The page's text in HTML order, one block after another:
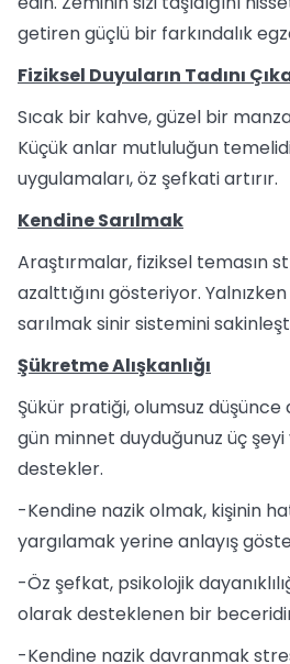
getiren güçlü bir farkındalık
Fiziksel Duyuların Tadını
Sıcak bir kahve, güzel bir
Küçük anlar mutluluğun
uygulamaları, öz şefkati artırır.
Kendine Sarılmak
Araştırmalar, fiziksel temasın
azalttığını gösteriyor.
sarılmak sinir sistemini
Şükretme Alışkanlığı
Şükür pratiği, olumsuz düşünce
gün minnet duyduğunuz üç şeyi
destekler.
-Kendine nazik olmak, kişinin
yargılamak yerine anlayış
-Öz şefkat, psikolojik
olarak desteklenen bir
-Kendine nazik davranmak